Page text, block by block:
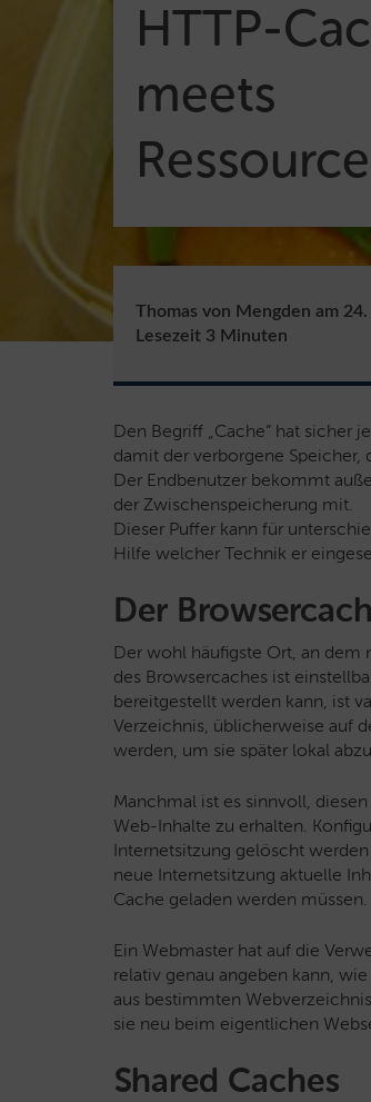
HTTP-
meets
Thomas von Mengden am
Lesezeit 3 Minuten
Den Begriff „Cache“ hat sicher
damit der verborgene Speicher,
Der Endbenutzer bekommt
der Zwischenspeicherung mit.
Dieser Puffer kann für
Hilfe welcher Technik er
Der
Der wohl häufigste Ort, an dem
des Browsercaches ist
bereitgestellt werden kann, ist
Verzeichnis, üblicherweise auf
werden, um sie später lokal
Manchmal ist es sinnvoll,
Web-Inhalte zu erhalten.
Internetsitzung gelöscht
neue Internetsitzung aktuelle
Cache geladen werden müssen.
Ein Webmaster hat auf die
relativ genau angeben kann,
aus bestimmten
sie neu beim eigentlichen
Shared Caches